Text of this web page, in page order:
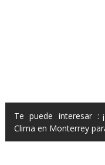
Te puede interesar :
Clima en Monterrey